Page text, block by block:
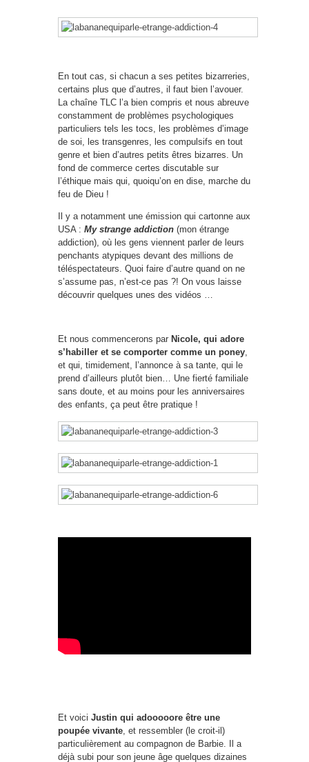
En tout cas, si chacun a ses petites bizarreries,
certains plus que d’autres, il faut bien l’avouer.
La chaîne TLC l’a bien compris et nous abreuve
constamment de problèmes psychologiques
particuliers tels les tocs, les problèmes d’image
de soi, les transgenres, les compulsifs en tout
genre et bien d’autres petits êtres bizarres. Un
fond de commerce certes discutable sur
l’éthique mais qui, quoiqu’on en dise, marche du
feu de Dieu !
Il y a notamment une émission qui cartonne aux
USA : My strange addiction (mon étrange
addiction), où les gens viennent parler de leurs
penchants atypiques devant des millions de
téléspectateurs. Quoi faire d’autre quand on ne
s’assume pas, n’est-ce pas ?! On vous laisse
découvrir quelques unes des vidéos …
Et nous commencerons par Nicole, qui adore
s’habiller et se comporter comme un poney,
et qui, timidement, l’annonce à sa tante, qui le
prend d’ailleurs plutôt bien… Une fierté familiale
sans doute, et au moins pour les anniversaires
des enfants, ça peut être pratique !
Et voici Justin qui adooooore être une
poupée vivante, et ressembler (le croit-il)
particulièrement au compagnon de Barbie. Il a
déjà subi pour son jeune âge quelques dizaines